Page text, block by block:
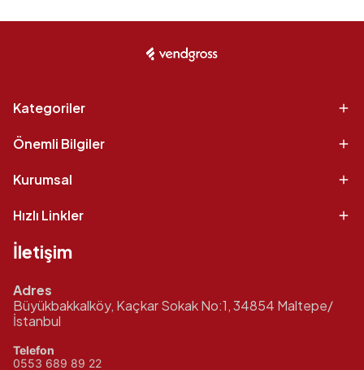
Kategoriler
Önemli Bilgiler
Kurumsal
Hızlı Linkler
İletişim
Adres
Büyükbakkalköy, Kaçkar Sokak No:1, 34854 Maltepe/
İstanbul
Telefon
0553 689 89 22